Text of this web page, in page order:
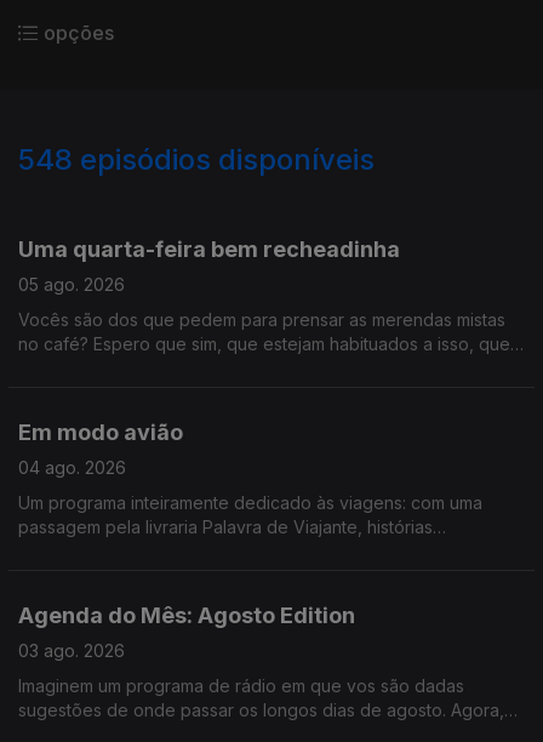
coleção do pai
opções
548 episódios disponíveis
Uma quarta-feira bem recheadinha
05 ago. 2026
Vocês são dos que pedem para prensar as merendas mistas
no café? Espero que sim, que estejam habituados a isso, que
em Bicicleta e ainda demos um saltinho à primeira noite do
Vagos Metal Fest. Só mesmo neste estabelecimento - Logo Se
Em modo avião
04 ago. 2026
Um programa inteiramente dedicado às viagens: com uma
passagem pela livraria Palavra de Viajante, histórias
assombro".
Agenda do Mês: Agosto Edition
03 ago. 2026
Imaginem um programa de rádio em que vos são dadas
sugestões de onde passar os longos dias de agosto. Agora,